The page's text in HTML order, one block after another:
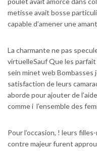
metisse avait bosse
capable d’amener une
La charmante ne pas
virtuelleSauf Que les
sein minet web
satisfaction de leurs
aborde pour ajouter de
comme i l’ensemble des
Pour l’occasion, ! leurs
contre majeur furent